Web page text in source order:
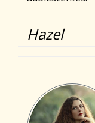
Hazel